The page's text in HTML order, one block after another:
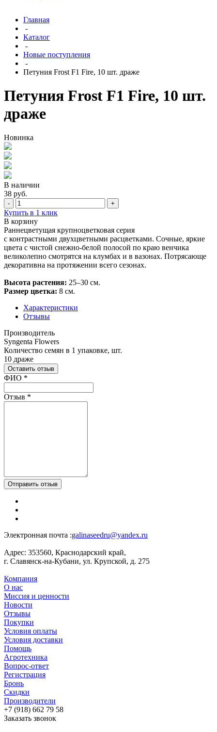
Главная
-
Каталог
-
Новые поступления
-
Петуния Frost F1 Fire, 10 шт. драже
Петуния Frost F1 Fire, 10 шт.
драже
Новинка
В наличии
38 руб.
- +
Купить в 1 клик
В корзину
Раннецветущая крупноцветковая серия
с контрастными двухцветными расцветками. Сочные, яркие
цвета с чистой снежно-белой полосой по краю венчика
великолепно смотрятся на клумбах и в вазонах. Потрясающе
декоративна на протяжении всего сезонах.
Высота растения: 25–30 см.
Размер цветка: 8 см.
Характеристики
Отзывы
Производитель
Syngenta Flowers
Количество семян в 1 упаковке, шт.
10 драже
Оставить отзыв
Ваш отзыв был отправлен!
ФИО *
Отзыв *
Отправить отзыв
Электронная почта :galinaseedru@yandex.ru
Адрес: 353560, Краснодарский край,
г. Славянск-на-Кубани, ул. Крупской, д. 275
Компания
О нас
Миссия и ценности
Новости
Отзывы
Покупки
Условия оплаты
Условия доставки
Помощь
Агротехника
Вопрос-ответ
Регистрация
Бронь
Скидки
Производители
+7 (918) 662 79 58
Заказать звонок